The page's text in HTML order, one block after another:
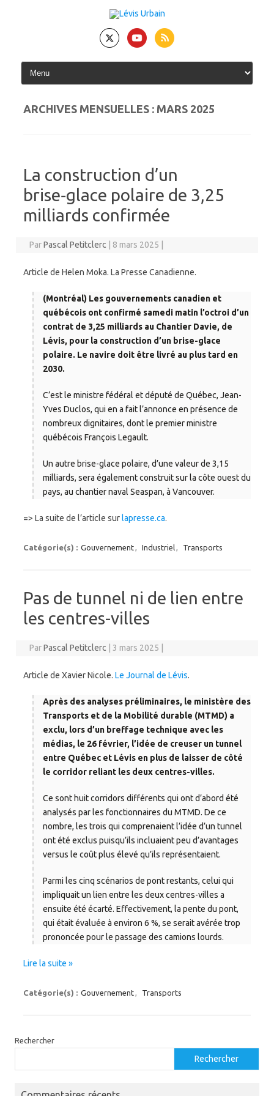
ARCHIVES MENSUELLES : MARS 2025
La construction d’un
brise‑glace polaire de 3,25
milliards confirmée
ParPascal Petitclerc 8 mars 2025
Article de Helen Moka. La Presse Canadienne.
(Montréal) Les gouvernements canadien et
québécois ont confirmé samedi matin l’octroi d’un
contrat de 3,25 milliards au Chantier Davie, de
Lévis, pour la construction d’un brise-glace
polaire. Le navire doit être livré au plus tard en
2030.
C’est le ministre fédéral et député de Québec, Jean-
Yves Duclos, qui en a fait l’annonce en présence de
nombreux dignitaires, dont le premier ministre
québécois François Legault.
Un autre brise-glace polaire, d’une valeur de 3,15
milliards, sera également construit sur la côte ouest du
pays, au chantier naval Seaspan, à Vancouver.
=> La suite de l’article surlapresse.ca.
Catégorie(s) : Gouvernement, Industriel, Transports
Pas de tunnel ni de lien entre
les centres-villes
ParPascal Petitclerc 3 mars 2025
Article de Xavier Nicole. Le Journal de Lévis.
Après des analyses préliminaires, le ministère des
Transports et de la Mobilité durable (MTMD) a
exclu, lors d’un breffage technique avec les
médias, le 26 février, l’idée de creuser un tunnel
entre Québec et Lévis en plus de laisser de côté
le corridor reliant les deux centres-villes.
Ce sont huit corridors différents qui ont d’abord été
analysés par les fonctionnaires du MTMD. De ce
nombre, les trois qui comprenaient l’idée d’un tunnel
ont été exclus puisqu’ils incluaient peu d’avantages
versus le coût plus élevé qu’ils représentaient.
Parmi les cinq scénarios de pont restants, celui qui
impliquait un lien entre les deux centres-villes a
ensuite été écarté. Effectivement, la pente du pont,
qui était évaluée à environ 6 %, se serait avérée trop
prononcée pour le passage des camions lourds.
Lire la suite »
Catégorie(s) : Gouvernement, Transports
Rechercher
Rechercher